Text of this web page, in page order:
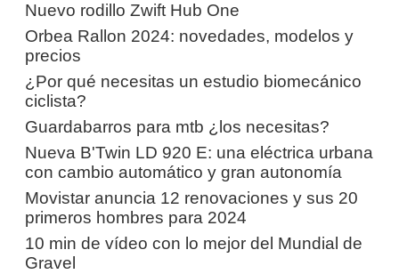
Nuevo rodillo Zwift Hub One
Orbea Rallon 2024: novedades, modelos y
precios
¿Por qué necesitas un estudio biomecánico
ciclista?
Guardabarros para mtb ¿los necesitas?
Nueva B'Twin LD 920 E: una eléctrica urbana
con cambio automático y gran autonomía
Movistar anuncia 12 renovaciones y sus 20
primeros hombres para 2024
10 min de vídeo con lo mejor del Mundial de
Gravel